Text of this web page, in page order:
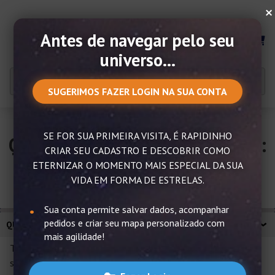
Quadros decorativos para sala:
faça a escolha certa!
Ter um
sua
expressão de personalidadeà tona e dividi-la com outras
QUADROS DECORATIVOS PARA SALA: FAÇA A ESCOLHA CERTA!
×
Antes de navegar pelo seu
universo...
SUGERIMOS FAZER LOGIN NA SUA CONTA
SE FOR SUA PRIMEIRA VISITA, É RAPIDINHO
CRIAR SEU CADASTRO E DESCOBRIR COMO
ETERNIZAR O MOMENTO MAIS ESPECIAL DA SUA
VIDA EM FORMA DE ESTRELAS.
Sua conta permite salvar dados, acompanhar
pedidos e criar seu mapa personalizado com
mais agilidade!